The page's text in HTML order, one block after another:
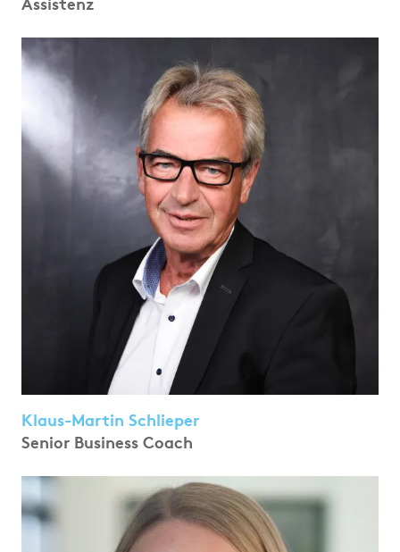
Assistenz
Klaus-Martin Schlieper
Senior Business Coach